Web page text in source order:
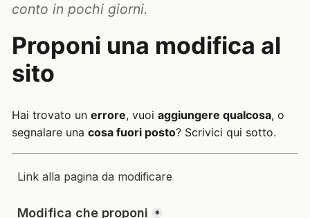
conto in pochi giorni.
Proponi una modifica al
sito
Hai trovato un errore, vuoi aggiungere qualcosa, o
segnalare una cosa fuori posto? Scrivici qui sotto.